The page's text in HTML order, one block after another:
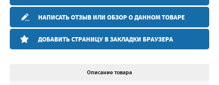
НАПИСАТЬ ОТЗЫВ ИЛИ ОБЗОР О ДАННОМ ТОВАРЕ
ДОБАВИТЬ СТРАНИЦУ В ЗАКЛАДКИ БРАУЗЕРА
Описание товара